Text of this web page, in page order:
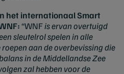
het internationaal Smart
“WNFis ervan overtuigd
sleutelrol spelen in alle
aan de overbevissing die
in de Middellandse Zee
zal hebben voor de